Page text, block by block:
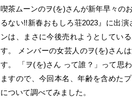
喫茶ムーンのヲ(を)さんが新年早々の
るない!!新春おもしろ荘2023』に出
ンは、まさに今後売れようとしてい
す。 メンバーの女芸人のヲ(を)さん
す。 「ヲ(を)さん って誰？」って思
ますので、今回本名、年齢を含めた
について調べてみました。